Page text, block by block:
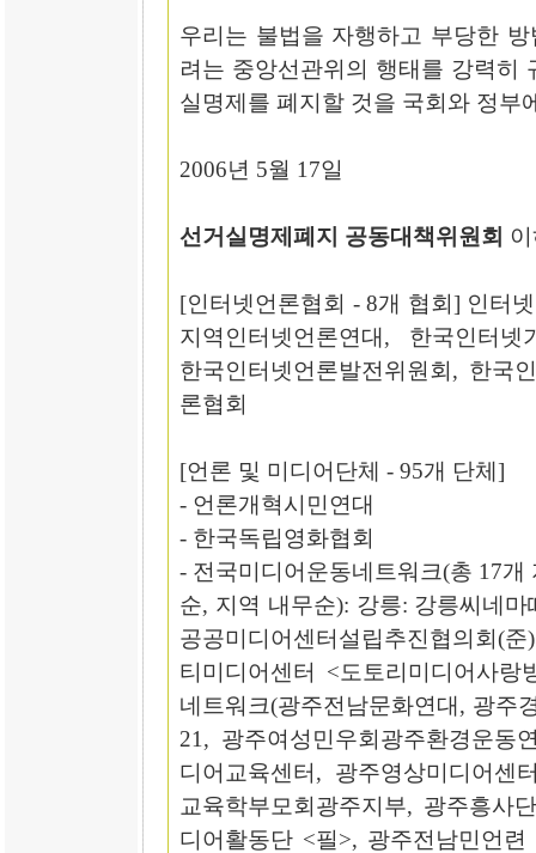
우리는 불법을 자행하고 부당한
려는 중앙선관위의 행태를 강력히
실명제를 폐지할 것을 국회와 정부
2006년 5월 17일
선거실명제폐지 공동대책위원회
[인터넷언론협회 - 8개 협회] 인터
지역인터넷언론연대, 한국인터넷
한국인터넷언론발전위원회, 한국
론협회
[언론 및 미디어단체 - 95개 단체]
- 언론개혁시민연대
- 한국독립영화협회
- 전국미디어운동네트워크(총 17
순, 지역 내무순): 강릉: 강릉씨네
공공미디어센터설립추진협의회(
티미디어센터 <도토리미디어사
네트워크(광주전남문화연대, 광주
21, 광주여성민우회광주환경운동
디어교육센터, 광주영상미디어센
교육학부모회광주지부, 광주흥사
디어활동단 <필>, 광주전남민언